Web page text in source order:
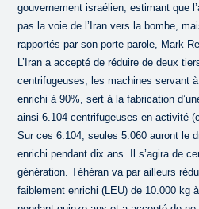
gouvernement israélien, estimant que
pas la voie de l’Iran vers la bombe,
rapportés par son porte-parole, Mark
L’Iran a accepté de réduire de deux
centrifugeuses, les machines servant à
enrichi à 90%, sert à la fabrication
ainsi 6.104 centrifugeuses en activité
Sur ces 6.104, seules 5.060 auront le
enrichi pendant dix ans. Il s’agira de
génération. Téhéran va par ailleurs
faiblement enrichi (LEU) de 10.000 kg